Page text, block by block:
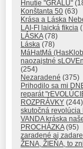
Hnutie "GRÁLU"
Konštanta 50 (63)
Krása a Láska
LAI-FI laická fikcia
LÁSKA(78)
Láska (78)
MáHatMá
naozajstné
(254)
Nezaradené (375)
Prihodilo sa mi
reparát
ROZPRÁVKY (244)
skutočná revolúcia
VANDA kráska
PROCHÁZKA(95)
zaradené aj
ŽENA, ŽIEŇA, to